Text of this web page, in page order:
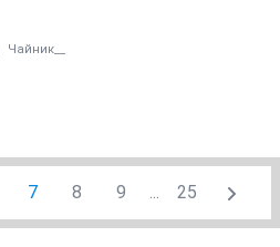
Чайник__
7 8 9 ... 25